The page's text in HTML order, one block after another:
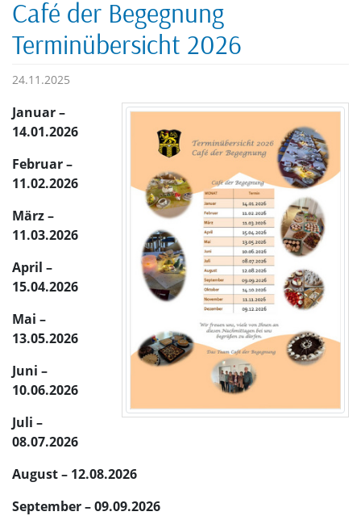
Café der Begegnung
Terminübersicht 2026
24.11.2025
Januar –
14.01.2026
Februar –
11.02.2026
März –
11.03.2026
April –
15.04.2026
Mai –
13.05.2026
Juni –
10.06.2026
Juli –
08.07.2026
August – 12.08.2026
September – 09.09.2026